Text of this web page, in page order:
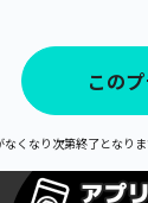
この
くなり次第終了となり